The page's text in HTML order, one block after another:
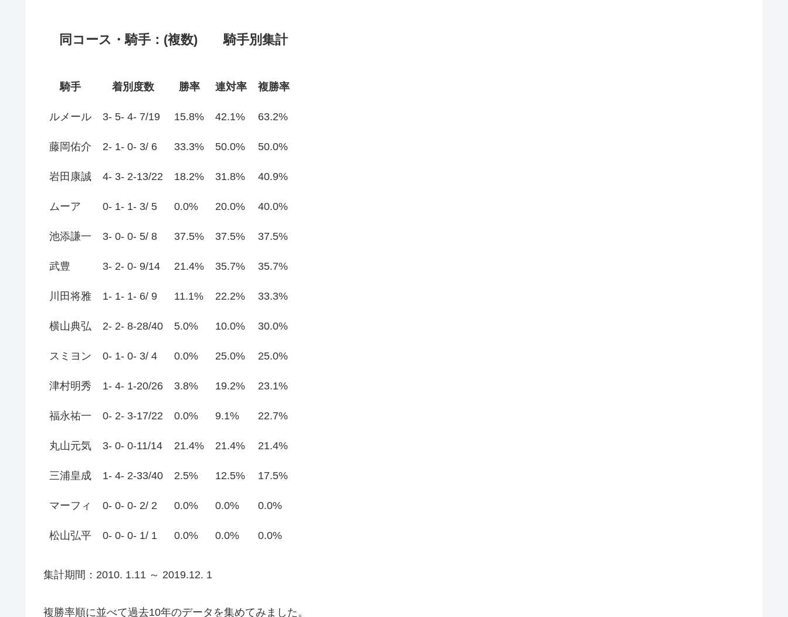
同コース・騎手：(複数) 騎手別集計
騎手 着別度数 勝率 連対率 複勝率
ルメール 3- 5- 4- 7/19 15.8% 42.1% 63.2%
藤岡佑介 2- 1- 0- 3/ 6 33.3% 50.0% 50.0%
岩田康誠 4- 3- 2-13/22 18.2% 31.8% 40.9%
ムーア 0- 1- 1- 3/ 5 0.0% 20.0% 40.0%
池添謙一 3- 0- 0- 5/ 8 37.5% 37.5% 37.5%
武豊 3- 2- 0- 9/14 21.4% 35.7% 35.7%
川田将雅 1- 1- 1- 6/ 9 11.1% 22.2% 33.3%
横山典弘 2- 2- 8-28/40 5.0% 10.0% 30.0%
スミヨン 0- 1- 0- 3/ 4 0.0% 25.0% 25.0%
津村明秀 1- 4- 1-20/26 3.8% 19.2% 23.1%
福永祐一 0- 2- 3-17/22 0.0% 9.1% 22.7%
丸山元気 3- 0- 0-11/14 21.4% 21.4% 21.4%
三浦皇成 1- 4- 2-33/40 2.5% 12.5% 17.5%
マーフィ 0- 0- 0- 2/ 2 0.0% 0.0% 0.0%
松山弘平 0- 0- 0- 1/ 1 0.0% 0.0% 0.0%
集計期間：2010. 1.11 ～ 2019.12. 1
複勝率順に並べて過去10年のデータを集めてみました。